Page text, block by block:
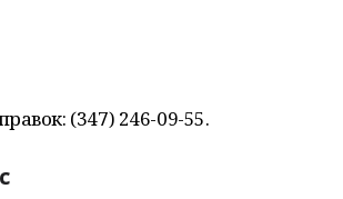
(347) 246-09-55.